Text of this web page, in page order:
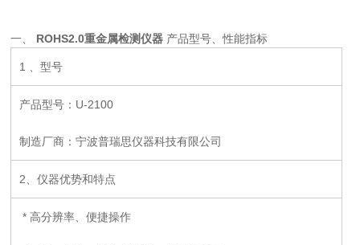
一、 ROHS2.0重金属检测仪器 产品型号、性能指标
1 、型号
产品型号：U-2100
制造厂商：宁波普瑞思仪器科技有限公司
2、仪器优势和特点
* 高分辨率、便捷操作